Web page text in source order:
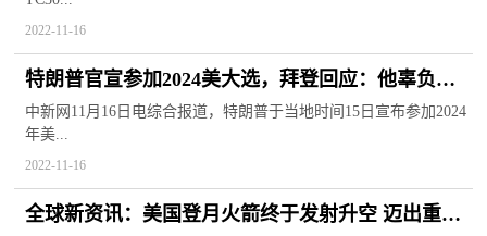
2022-11-16
特朗普官宣参加2024美大选，拜登回应：他辜负了
美国
中新网11月16日电综合报道，特朗普于当地时间15日宣布参加2024
年美...
2022-11-16
全球新资讯：美国登月火箭终于发射升空 迈出重返